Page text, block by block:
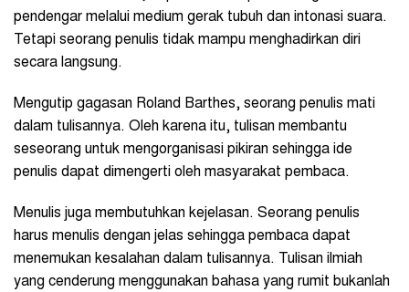
pendengar melalui medium gerak tubuh dan intonasi suara.
Tetapi seorang penulis tidak mampu menghadirkan diri
secara langsung.
Mengutip gagasan Roland Barthes, seorang penulis mati
dalam tulisannya. Oleh karena itu, tulisan membantu
seseorang untuk mengorganisasi pikiran sehingga ide
penulis dapat dimengerti oleh masyarakat pembaca.
Menulis juga membutuhkan kejelasan. Seorang penulis
harus menulis dengan jelas sehingga pembaca dapat
menemukan kesalahan dalam tulisannya. Tulisan ilmiah
yang cenderung menggunakan bahasa yang rumit bukanlah